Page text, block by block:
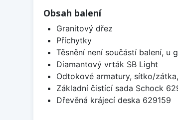
Obsah balení
Granitový dřez
Příchytky
Těsnění není součástí balení, u
Diamantový vrták SB Light
Odtokové armatury, sítko/
Základní čistící sada Schock
Dřevěná krájecí deska 629159